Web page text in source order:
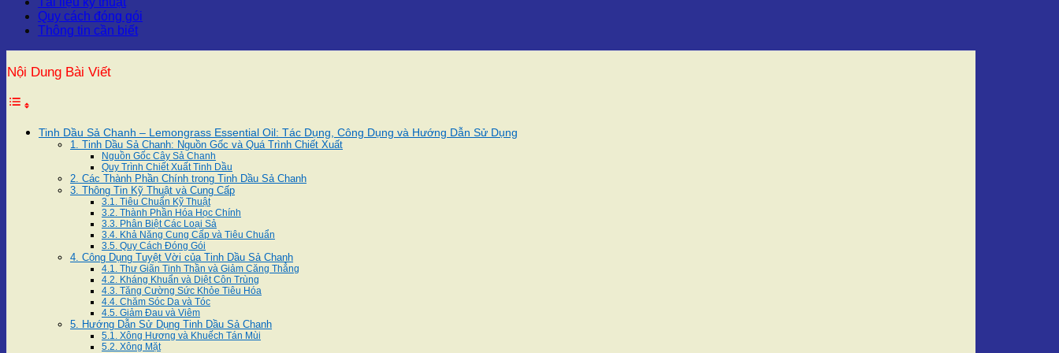
Quy cách đóng gói
Thông tin cần biết
Nội Dung Bài Viết
Tinh Dầu Sả Chanh – Lemongrass Essential Oil: Tác Dụng, Công Dụng và Hướng Dẫn Sử Dụng
1. Tinh Dầu Sả Chanh: Nguồn Gốc và Quá Trình Chiết Xuất
Nguồn Gốc Cây Sả Chanh
Quy Trình Chiết Xuất Tinh Dầu
2. Các Thành Phần Chính trong Tinh Dầu Sả Chanh
3. Thông Tin Kỹ Thuật và Cung Cấp
3.1. Tiêu Chuẩn Kỹ Thuật
3.2. Thành Phần Hóa Học Chính
3.3. Phân Biệt Các Loại Sả
3.4. Khả Năng Cung Cấp và Tiêu Chuẩn
3.5. Quy Cách Đóng Gói
4. Công Dụng Tuyệt Vời của Tinh Dầu Sả Chanh
4.1. Thư Giãn Tinh Thần và Giảm Căng Thẳng
4.2. Kháng Khuẩn và Diệt Côn Trùng
4.3. Tăng Cường Sức Khỏe Tiêu Hóa
4.4. Chăm Sóc Da và Tóc
4.5. Giảm Đau và Viêm
5. Hướng Dẫn Sử Dụng Tinh Dầu Sả Chanh
5.1. Xông Hương và Khuếch Tán Mùi
5.2. Xông Mặt